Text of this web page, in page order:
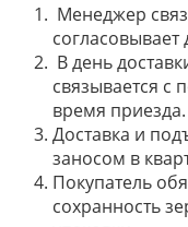
Менеджер
согласовывает
В день
связывается с
время приезда.
Доставка и
заносом в
Покупатель
сохранность